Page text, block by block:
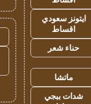
ايتونز سعودي
اقساط
حناء شعر
ماتشا
شدات ببجي